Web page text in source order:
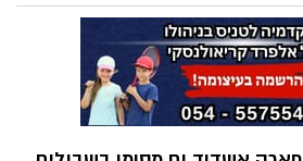
ויקל על עצמו לעבור את החורף בשלום.